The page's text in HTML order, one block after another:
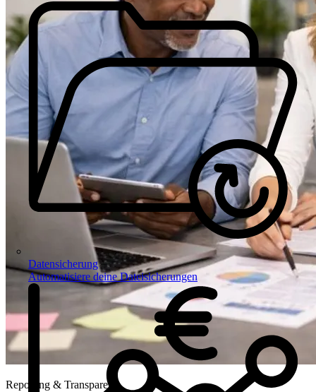
Datensicherung
Automatisiere deine Dateisicherungen
Reporting & Transparenz